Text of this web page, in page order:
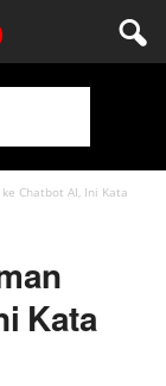
Chatbot AI, Ini Kata
Kata